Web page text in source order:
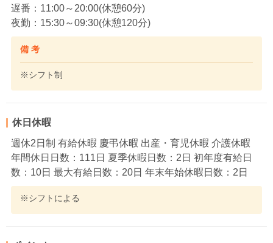
遅番：11:00～20:00(休憩60分)
夜勤：15:30～09:30(休憩120分)
備 考
※シフト制
休日休暇
週休2日制 有給休暇 慶弔休暇 出産・育児休暇 介護休暇
年間休日日数：111日 夏季休暇日数：2日 初年度有給日
数：10日 最大有給日数：20日 年末年始休暇日数：2日
※シフトによる